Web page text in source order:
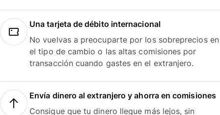
Una tarjeta de débito internacional
No vuelvas a preocuparte por los sobreprecios en
el tipo de cambio o las altas comisiones por
transacción cuando gastes en el extranjero.
Envía dinero al extranjero y ahorra en comisiones
Consigue que tu dinero llegue más lejos, sin